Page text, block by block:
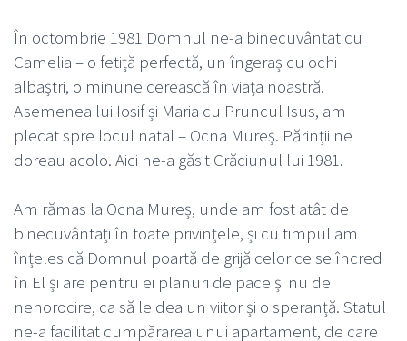
În octombrie 1981 Domnul ne-a binecuvântat cu
Camelia – o fetiță perfectă, un îngeraș cu ochi
albaștri, o minune cerească în viața noastră.
Asemenea lui Iosif și Maria cu Pruncul Isus, am
plecat spre locul natal – Ocna Mureș. Părinții ne
doreau acolo. Aici ne-a găsit Crăciunul lui 1981.
Am rămas la Ocna Mureș, unde am fost atât de
binecuvântați în toate privințele, și cu timpul am
înțeles că Domnul poartă de grijă celor ce se încred
în El și are pentru ei planuri de pace și nu de
nenorocire, ca să le dea un viitor și o speranță. Statul
ne-a facilitat cumpărarea unui apartament, de care